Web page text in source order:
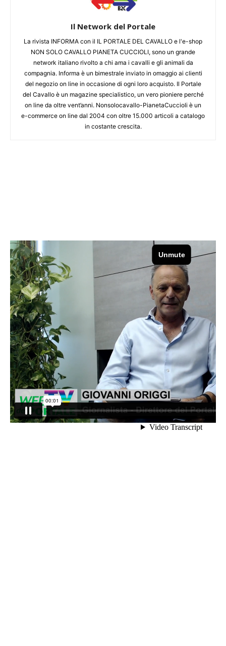
Il Network del Portale
La rivista INFORMA con il IL PORTALE DEL CAVALLO e l'e-shop
NON SOLO CAVALLO PIANETA CUCCIOLI, sono un grande
network italiano rivolto a chi ama i cavalli e gli animali da
compagnia. Informa è un bimestrale inviato in omaggio ai clienti
del negozio on line in occasione di ogni loro acquisto. Il Portale
del Cavallo è un magazine specialistico, un vero pioniere perché
on line da oltre vent’anni. Nonsolocavallo-PianetaCuccioli è un
e-commerce on line dal 2004 con oltre 15.000 articoli a catalogo
in costante crescita.